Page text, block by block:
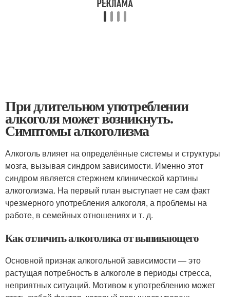
При длительном употреблении
алкоголя может возникнуть.
Симптомы алкоголизма
Алкоголь влияет на определённые системы и структуры
мозга, вызывая синдром зависимости. Именно этот
синдром является стержнем клинической картины
алкоголизма. На первый план выступает не сам факт
чрезмерного употребления алкоголя, а проблемы на
работе, в семейных отношениях и т. д.
Как отличить алкоголика от выпивающего
Основной признак алкогольной зависимости — это
растущая потребность в алкоголе в периоды стресса,
неприятных ситуаций. Мотивом к употреблению может